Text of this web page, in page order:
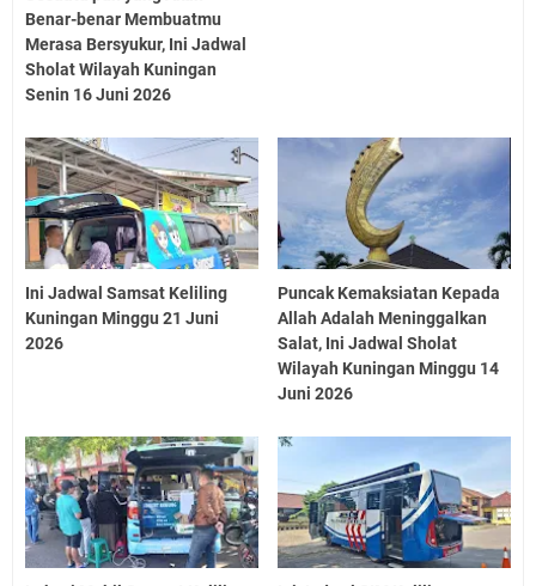
Benar-benar Membuatmu
Merasa Bersyukur, Ini Jadwal
Sholat Wilayah Kuningan
Senin 16 Juni 2026
Ini Jadwal Samsat Keliling
Kuningan Minggu 21 Juni
2026
Puncak Kemaksiatan Kepada
Allah Adalah Meninggalkan
Salat, Ini Jadwal Sholat
Wilayah Kuningan Minggu 14
Juni 2026